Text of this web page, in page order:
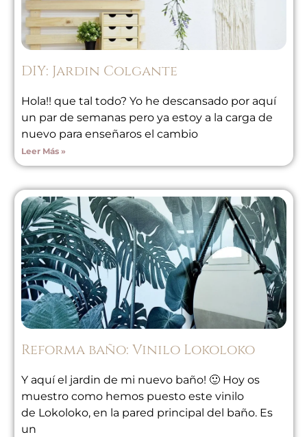
DIY: Jardin Colgante
Hola!! que tal todo? Yo he descansado por aquí
un par de semanas pero ya estoy a la carga de
nuevo para enseñaros el cambio
Leer Más »
Reforma baño: Vinilo Lokoloko
Y aquí el jardin de mi nuevo baño! 🙂 Hoy os
muestro como hemos puesto este vinilo
de Lokoloko, en la pared principal del baño. Es
un